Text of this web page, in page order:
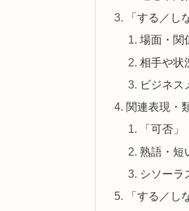
「する／
場面・関
相手や状
ビジネス
関連表現・
「可否
熟語・短
シソーラ
「する／